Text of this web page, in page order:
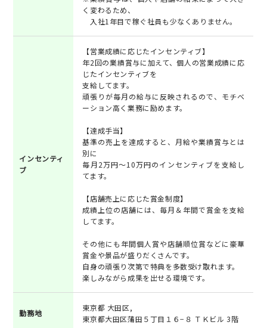
く変わるため、
入社1年目で稼ぐ社員も少なくありません。
インセンティ
ブ
【営業成績に応じたインセンティブ】
年2回の業績賞与に加えて、個人の営業成績に応
じたインセンティブを
支給してます。
頑張りが毎月の給与に反映されるので、モチベ
ーション高く業務に励めます。
【達成手当】
基準の売上を達成すると、月給や業績賞与とは
別に
毎月2万円～10万円のインセンティブを支給し
てます。
【店舗売上に応じた賞金制度】
成績上位の店舗には、毎月＆年間で賞金を支給
してます。
その他にも年間個人賞や店舗順位賞などに豪華
賞金や景品が盛りだくさんです。
自身の頑張り次第で特典を多数受け取れます。
楽しみながら成果を出せる環境です。
勤務地
東京都 大田区,
東京都大田区蒲田５丁目１６−８ ＴＫビル 3階